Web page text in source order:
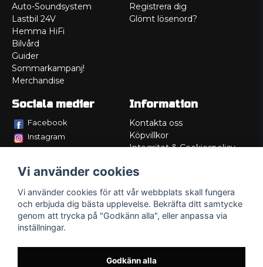
Auto-Soundsystem
Lastbil 24V
Hemma HiFi
Bilvård
Guider
Sommarkampanj!
Merchandise
Registrera dig
Glömt lösenord?
Sociala medier
Facebook
Instagram
Information
Kontakta oss
Köpvillkor
Integritet & Cookiespolicy
Service/Garanti
Lådritning
Om oss
Vi använder cookies
Vi använder cookies för att vår webbplats skall fungera
och erbjuda dig bästa upplevelse. Bekräfta ditt samtycke
genom att trycka på "Godkänn alla", eller anpassa via
inställningar.
Godkänn alla